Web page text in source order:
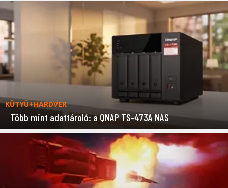
KÜTYÜ+HARDVER
Több mint adattároló: a QNAP TS-473A NAS